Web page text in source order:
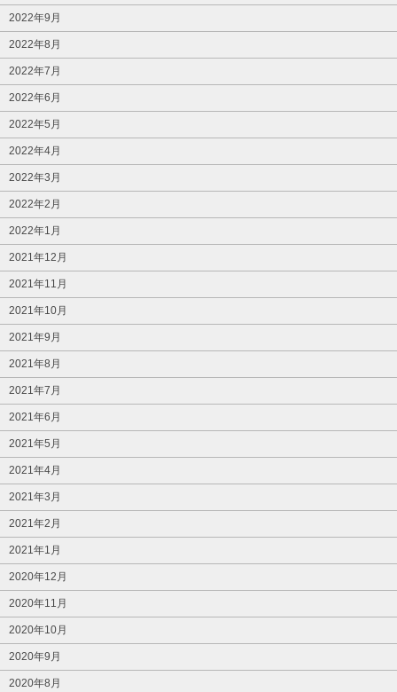
2022年9月
2022年8月
2022年7月
2022年6月
2022年5月
2022年4月
2022年3月
2022年2月
2022年1月
2021年12月
2021年11月
2021年10月
2021年9月
2021年8月
2021年7月
2021年6月
2021年5月
2021年4月
2021年3月
2021年2月
2021年1月
2020年12月
2020年11月
2020年10月
2020年9月
2020年8月